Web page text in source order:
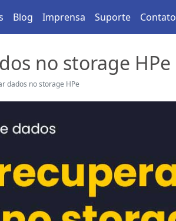
Blog Imprensa Suporte Contato
no storage HPe
dados no storage HPe